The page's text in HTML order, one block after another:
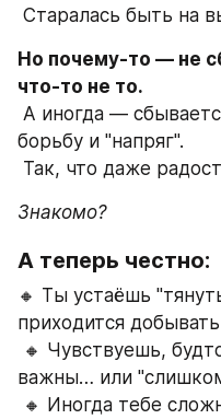
Старалась быть на
Но почему-то — не
что-то не то.
борьбу и "напряг".
Так, что даже
Знакомо?
А теперь честно:
🔸 Ты устаёшь
приходится
важны… или
🔸 Иногда тебе